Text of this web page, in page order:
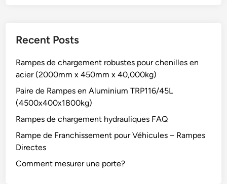
Recent Posts
Rampes de chargement robustes pour chenilles en
acier (2000mm x 450mm x 40,000kg)
Paire de Rampes en Aluminium TRP116/45L
(4500x400x1800kg)
Rampes de chargement hydrauliques FAQ
Rampe de Franchissement pour Véhicules – Rampes
Directes
Comment mesurer une porte?